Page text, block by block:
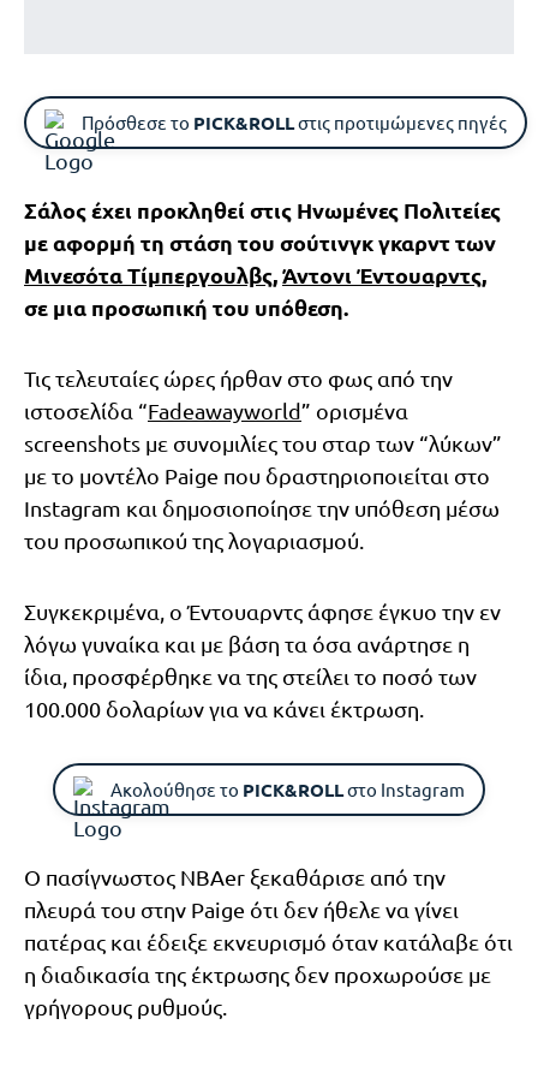
Πρόσθεσε το PICK&ROLLστις προτιμώμενες πηγές
Σάλος έχει προκληθεί στις Ηνωμένες Πολιτείες
με αφορμή τη στάση του σούτινγκ γκαρντ των
Μινεσότα Τίμπεργουλβς,Άντονι Έντουαρντς,
σε μια προσωπική του υπόθεση.
Τις τελευταίες ώρες ήρθαν στο φως από την
ιστοσελίδα “Fadeawayworld” ορισμένα
screenshots με συνομιλίες του σταρ των “λύκων”
με το μοντέλο Paige που δραστηριοποιείται στο
Instagram και δημοσιοποίησε την υπόθεση μέσω
του προσωπικού της λογαριασμού.
Συγκεκριμένα, ο Έντουαρντς άφησε έγκυο την εν
λόγω γυναίκα και με βάση τα όσα ανάρτησε η
ίδια, προσφέρθηκε να της στείλει το ποσό των
100.000 δολαρίων για να κάνει έκτρωση.
Ακολούθησε το PICK&ROLLστο Instagram
Ο πασίγνωστος NBAer ξεκαθάρισε από την
πλευρά του στην Paige ότι δεν ήθελε να γίνει
πατέρας και έδειξε εκνευρισμό όταν κατάλαβε ότι
η διαδικασία της έκτρωσης δεν προχωρούσε με
γρήγορους ρυθμούς.